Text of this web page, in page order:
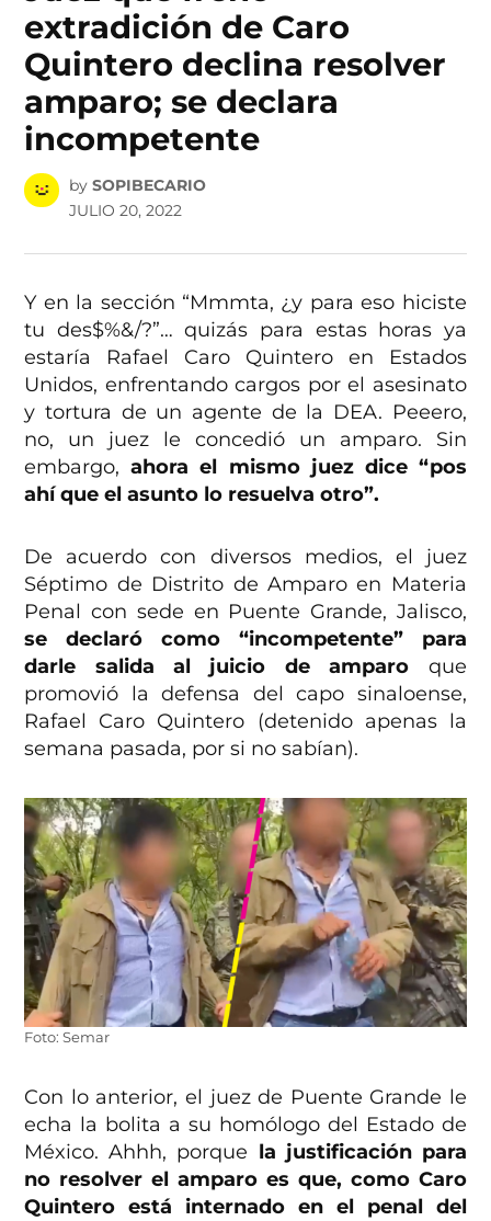
extradición de Caro
Quintero declina resolver
amparo; se declara
incompetente
by SOPIBECARIO
JULIO 20, 2022
Y en la sección “Mmmta, ¿y para eso hiciste
tu des$%&/?”… quizás para estas horas ya
estaría Rafael Caro Quintero en Estados
Unidos, enfrentando cargos por el asesinato
y tortura de un agente de la DEA. Peeero,
no, un juez le concedió un amparo. Sin
embargo,ahora el mismo juez dice “pos
ahí que el asunto lo resuelva otro”.
De acuerdo con diversos medios, el juez
Séptimo de Distrito de Amparo en Materia
Penal con sede en Puente Grande, Jalisco,
se declaró como “incompetente” para
darle salida al juicio de amparo que
promovió la defensa del capo sinaloense,
Rafael Caro Quintero (detenido apenas la
semana pasada, por si no sabían).
Foto: Semar
Con lo anterior, el juez de Puente Grande le
echa la bolita a su homólogo del Estado de
México. Ahhh, porque la justificación para
no resolver el amparo es que, como Caro
Quintero está internado en el penal del